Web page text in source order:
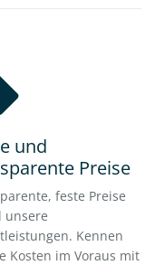
und
Preise
feste Preise
unsere
Kennen
Kosten im Voraus mit